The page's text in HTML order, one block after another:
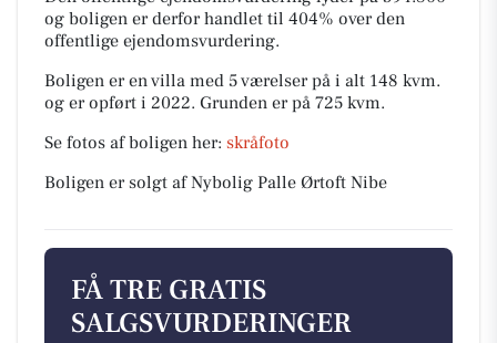
og boligen er derfor handlet til 404% over den
offentlige ejendomsvurdering.
Boligen er en villa med 5 værelser på i alt 148 kvm.
og er opført i 2022. Grunden er på 725 kvm.
Se fotos af boligen her: skråfoto
Boligen er solgt af Nybolig Palle Ørtoft Nibe
FÅ TRE GRATIS
SALGSVURDERINGER